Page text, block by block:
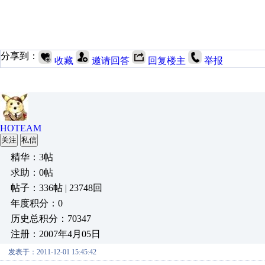
分享到： 收藏 邀请回答 回复楼主 举报
HOTEAM
关注 私信
精华：3帖
求助：0帖
帖子：336帖 | 23748回
年度积分：0
历史总积分：70347
注册：2007年4月05日
发表于：2011-12-01 15:45:42